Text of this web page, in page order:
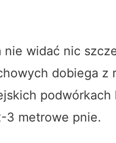
widać nic
dobiega
3 metrowe pnie.